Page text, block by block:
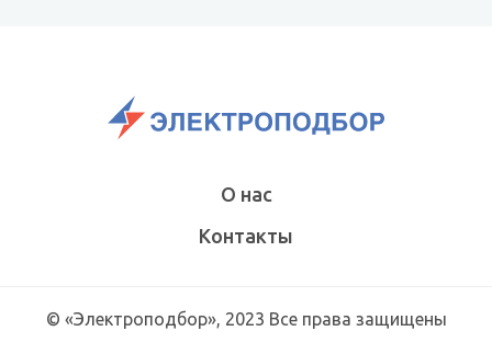
О нас
Контакты
© «Электроподбор», 2023 Все права защищены